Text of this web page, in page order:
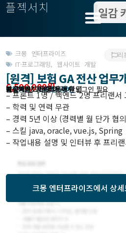
플젝서치
크몽 엔터프라이즈
IT·프로그래밍, 웹사이트 개발
리
[원격] 보험 GA 전산 업무
6,500,000원
작업방식 : 상주, 월 급여
모집기한 : 크몽에서 확인
예상기간 : 75일
프로젝트조회 : 크몽에서 로그인 필요
받은제안 : 크몽에서 확인
– 프론트 1명 / 백엔드 2명 프리랜서
– 학력 및 연력 무관
– 경력 5년 이상 (경력별 월 단가 협
– 스킬 java, oracle, vue.js, Spring
– 작업내용 설명 및 인터뷰 후 프리
크몽 엔터프라이즈에서 상